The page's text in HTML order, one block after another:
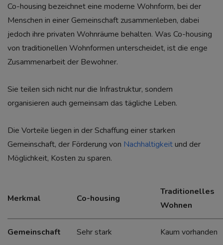
Co-housing bezeichnet eine moderne Wohnform, bei der
Menschen in einer Gemeinschaft zusammenleben, dabei
jedoch ihre privaten Wohnräume behalten. Was Co-housing
von traditionellen Wohnformen unterscheidet, ist die enge
Zusammenarbeit der Bewohner.
Sie teilen sich nicht nur die Infrastruktur, sondern
organisieren auch gemeinsam das tägliche Leben.
Die Vorteile liegen in der Schaffung einer starken
Gemeinschaft, der Förderung von Nachhaltigkeitund der
Möglichkeit, Kosten zu sparen.
Merkmal Co-housing
Traditionelles
Wohnen
Gemeinschaft Sehr stark Kaum vorhanden